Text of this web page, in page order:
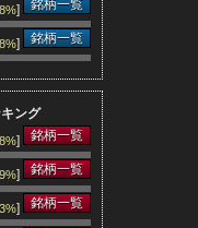
] 銘柄一覧
] 銘柄一覧
ング
] 銘柄一覧
] 銘柄一覧
] 銘柄一覧